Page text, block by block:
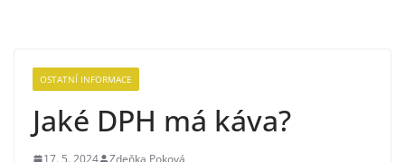
OSTATNÍ INFORMACE
Jaké DPH má káva?
17. 5. 2024 Zdeňka Poková